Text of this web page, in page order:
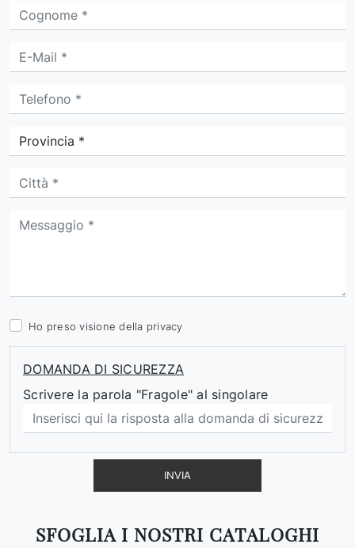
SFOGLIA I NOSTRI CATALOGHI
Ho preso visione della privacy
DOMANDA DI SICUREZZA
Scrivere la parola "Fragole" al singolare
INVIA